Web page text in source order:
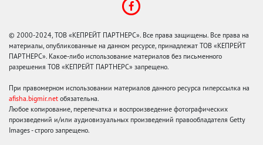
© 2000-2024, ТОВ «КЕПРЕЙТ ПАРТНЕРС». Все права защищены. Все права на
материалы, опубликованные на данном ресурсе, принадлежат ТОВ «КЕПРЕЙТ
ПАРТНЕРС». Какое-либо использование материалов без письменного
разрешения ТОВ «КЕПРЕЙТ ПАРТНЕРС» запрещено.
При правомерном использовании материалов данного ресурса гиперссылка на
afisha.bigmir.net обязательна.
Любое копирование, перепечатка и воспроизведение фотографических
произведений и/или аудиовизуальных произведений правообладателя Getty
Images - строго запрещено.